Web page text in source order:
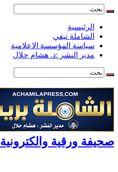
الرئيسية
الشاملة تيفي
سياسة المؤسسة الاعلامية
مدير النشر :ذ. هشام حلال
صحيفة ورقية